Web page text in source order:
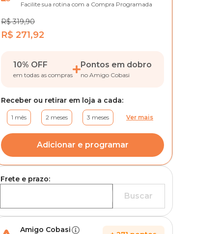
Facilite sua rotina com a Compra Programada
R$ 319,90
R$ 271,92
10% OFF
em todas as compras
Pontos em dobro
no Amigo Cobasi
Receber ou retirar em loja a cada:
1 mês 2 meses 3 meses Ver mais
Adicionar e programar
Frete e prazo:
Buscar
Amigo Cobasi